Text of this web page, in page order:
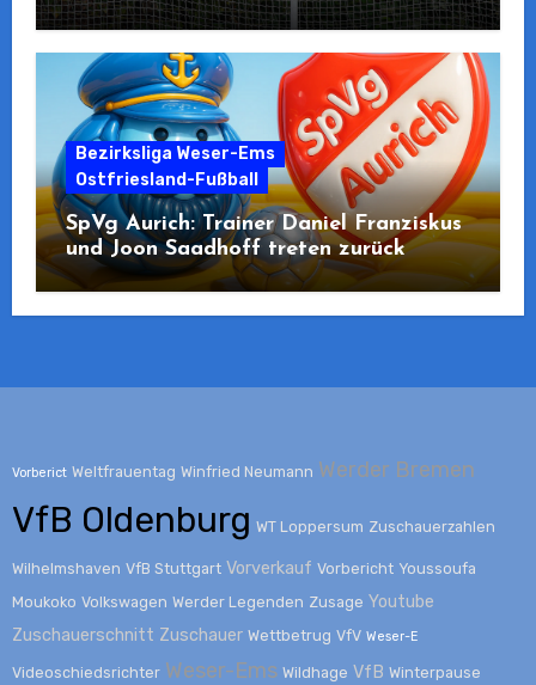
Bezirksliga Weser-Ems
Ostfriesland-Fußball
SpVg Aurich: Trainer Daniel Franziskus
und Joon Saadhoff treten zurück
Vorberict Weltfrauentag Winfried Neumann Werder Bremen
VfB Oldenburg WT Loppersum Zuschauerzahlen
Wilhelmshaven VfB Stuttgart Vorverkauf Vorbericht Youssoufa
Moukoko Volkswagen Werder Legenden Zusage Youtube
Zuschauerschnitt Zuschauer Wettbetrug VfV Weser-E
Videoschiedsrichter Weser-Ems Wildhage VfB Winterpause